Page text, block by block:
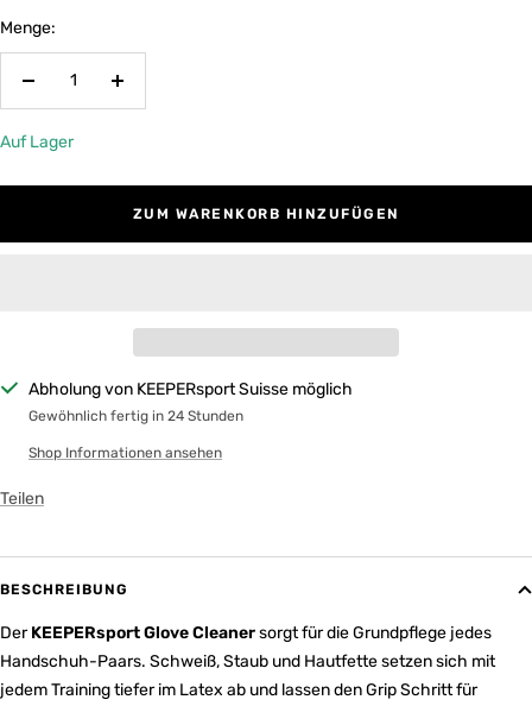
Menge:
Menge
Menge
Auf Lager
ZUM WARENKORB HINZUFÜGEN
Abholung von KEEPERsport Suisse möglich
Gewöhnlich fertig in 24 Stunden
Shop Informationen ansehen
Teilen
BESCHREIBUNG
DerKEEPERsport Glove Cleanersorgt für die Grundpflege jedes
Handschuh-Paars. Schweiß, Staub und Hautfette setzen sich mit
jedem Training tiefer im Latex ab und lassen den Grip Schritt für